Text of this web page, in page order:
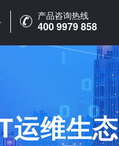
产品咨询热线
400 9979 858
运维生态